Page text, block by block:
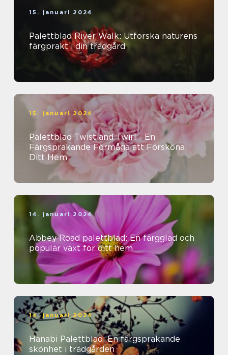
15. januari 2024
Palettblad River Walk: Utforska naturens
färgprakt i din trädgård
15. januari 2024
Palettblad Twist and Twirl - En
Färgsprakande Förmåga att Försköna
Ditt Hem
14. januari 2024
Abbey Road palettblad: En färgglad och
populär växt för ditt hem
14. januari 2024
Hanabi Palettblad: En färgsprakande
skönhet i trädgården